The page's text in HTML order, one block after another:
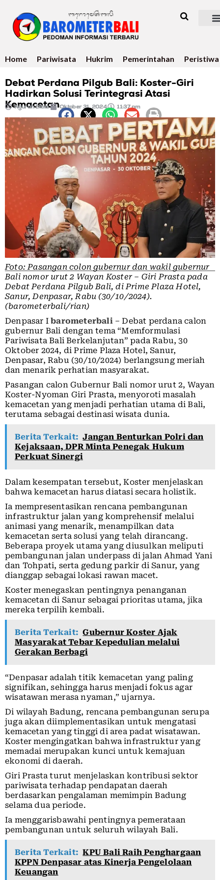
Home Pariwisata Hukrim Pemerintahan Peristiwa
Debat Perdana Pilgub Bali: Koster-Giri
Hadirkan Solusi Terintegrasi Atasi
Kemacetan
Ngurah Dibia Oktober 31, 2024 11:37 pm
Foto: Pasangan colon gubernur dan wakil gubernur
Bali nomor urut 2 Wayan Koster – Giri Prasta pada
Debat Perdana Pilgub Bali, di Prime Plaza Hotel,
Sanur, Denpasar, Rabu (30/10/2024).
(barometerbali/rian)
Denpasar Ibarometerbali – Debat perdana calon
gubernur Bali dengan tema “Memformulasi
Pariwisata Bali Berkelanjutan” pada Rabu, 30
Oktober 2024, di Prime Plaza Hotel, Sanur,
Denpasar, Rabu (30/10/2024) berlangsung meriah
dan menarik perhatian masyarakat.
Pasangan calon Gubernur Bali nomor urut 2, Wayan
Koster-Nyoman Giri Prasta, menyoroti masalah
kemacetan yang menjadi perhatian utama di Bali,
terutama sebagai destinasi wisata dunia.
Berita Terkait: Jangan Benturkan Polri dan
Kejaksaan, DPR Minta Penegak Hukum
Perkuat Sinergi
Dalam kesempatan tersebut, Koster menjelaskan
bahwa kemacetan harus diatasi secara holistik.
Ia mempresentasikan rencana pembangunan
infrastruktur jalan yang komprehensif melalui
animasi yang menarik, menampilkan data
kemacetan serta solusi yang telah dirancang.
Beberapa proyek utama yang diusulkan meliputi
pembangunan jalan underpass di jalan Ahmad Yani
dan Tohpati, serta gedung parkir di Sanur, yang
dianggap sebagai lokasi rawan macet.
Koster menegaskan pentingnya penanganan
kemacetan di Sanur sebagai prioritas utama, jika
mereka terpilih kembali.
Berita Terkait: Gubernur Koster Ajak
Masyarakat Tebar Kepedulian melalui
Gerakan Berbagi
“Denpasar adalah titik kemacetan yang paling
signifikan, sehingga harus menjadi fokus agar
wisatawan merasa nyaman,” ujarnya.
Di wilayah Badung, rencana pembangunan serupa
juga akan diimplementasikan untuk mengatasi
kemacetan yang tinggi di area padat wisatawan.
Koster mengingatkan bahwa infrastruktur yang
memadai merupakan kunci untuk kemajuan
ekonomi di daerah.
Giri Prasta turut menjelaskan kontribusi sektor
pariwisata terhadap pendapatan daerah
berdasarkan pengalaman memimpin Badung
selama dua periode.
Ia menggarisbawahi pentingnya pemerataan
pembangunan untuk seluruh wilayah Bali.
Berita Terkait: KPU Bali Raih Penghargaan
KPPN Denpasar atas Kinerja Pengelolaan
Keuangan